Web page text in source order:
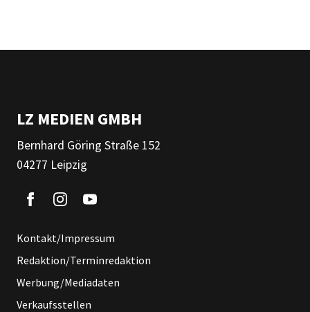
LZ MEDIEN GMBH
Bernhard Göring Straße 152
04277 Leipzig
Kontakt/Impressum
Redaktion/Terminredaktion
Werbung/Mediadaten
Verkaufsstellen